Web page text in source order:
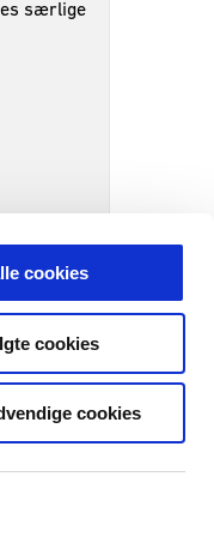
cookies
cookies
cookies
særlige